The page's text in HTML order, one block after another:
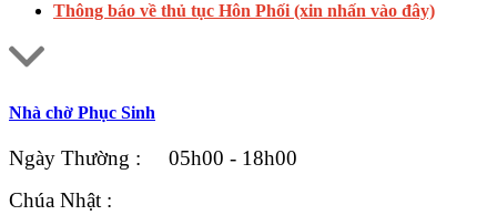
Thông báo về thủ tục Hôn Phối (xin nhấn vào đây)
Nhà chờ Phục Sinh
Ngày Thường : 05h00 - 18h00
Chúa Nhật :